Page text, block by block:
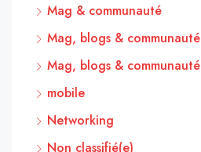
Mag & communauté
Mag, blogs & communauté
Mag, blogs & communauté
mobile
Networking
Non classifié(e)